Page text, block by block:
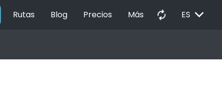
Rutas Blog Precios Más autorenew ES EXPAND_MORE